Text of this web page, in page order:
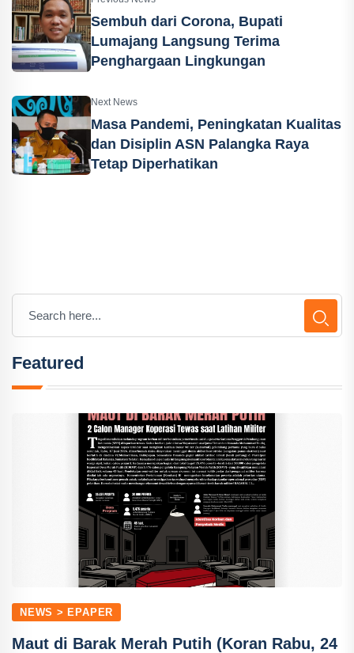
Sembuh dari Corona, Bupati
Lumajang Langsung Terima
Penghargaan Lingkungan
Next News
Masa Pandemi, Peningkatan Kualitas
dan Disiplin ASN Palangka Raya
Tetap Diperhatikan
Featured
NEWS > EPAPER
Maut di Barak Merah Putih (Koran Rabu, 24